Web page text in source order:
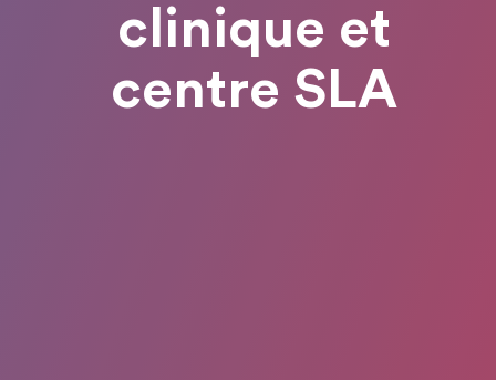
clinique et
centre SLA